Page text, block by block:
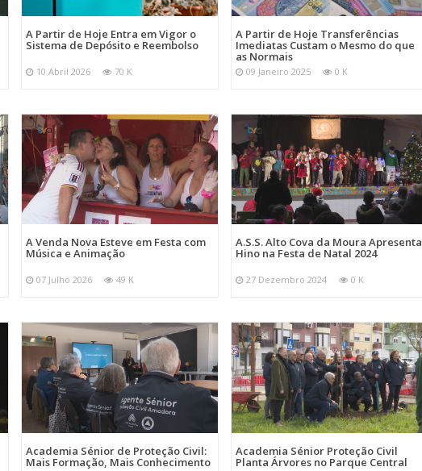
A Partir de Hoje Entra em Vigor o
Sistema de Depósito e Reembolso
10 Abril 2026 70 K
A Partir de Hoje Transferências
Imediatas Custam o Mesmo do que
as Normais
09 Janeiro 2025 0 K
A Venda Nova Esteve em Festa com
Música e Animação
07 Julho 2026 49 K
A.S.S. Alto Cova da Moura Apresenta
Hino na Festa de Natal 2024
27 Dezembro 2024 0 K
Academia Sénior de Proteção Civil:
Mais Formação, Mais Conhecimento
Academia Sénior Proteção Civil
Planta Árvores no Parque Central